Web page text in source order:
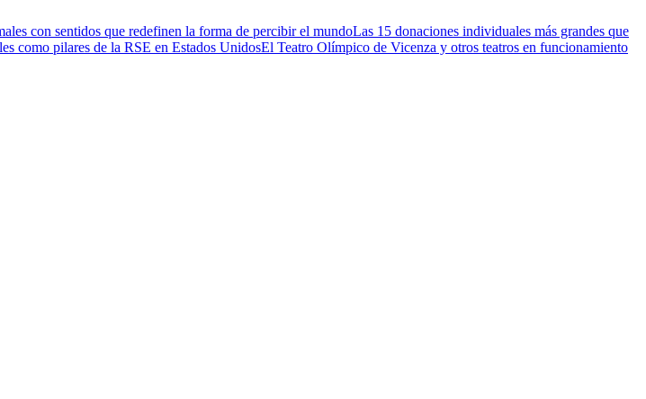
con sentidos que redefinen la forma de percibir el mundoLas 15 donaciones individuales más grandes que
como pilares de la RSE en Estados UnidosEl Teatro Olímpico de Vicenza y otros teatros en funcionamiento